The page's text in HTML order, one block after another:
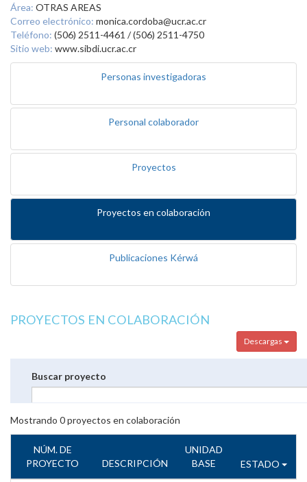
Área: OTRAS AREAS
Correo electrónico: monica.cordoba@ucr.ac.cr
Teléfono: (506) 2511-4461 / (506) 2511-4750
Sitio web: www.sibdi.ucr.ac.cr
Personas investigadoras
Personal colaborador
Proyectos
Proyectos en colaboración
Publicaciones Kérwá
PROYECTOS EN COLABORACIÓN
Descargas
Buscar proyecto
Mostrando 0proyectos en colaboración
NÚM. DE
PROYECTO
DESCRIPCIÓN
UNIDAD
BASE
ESTADO